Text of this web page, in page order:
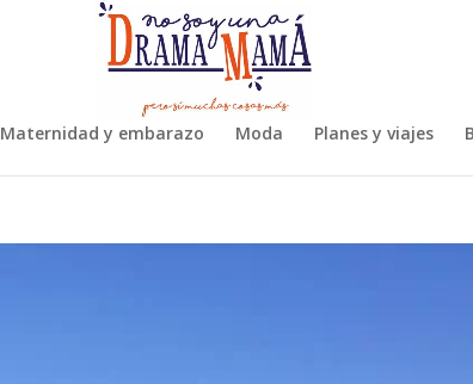
Maternidad y embarazo Moda Planes y viajes